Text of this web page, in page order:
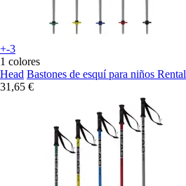
+-3
1 colores
Head Bastones de esquí para niños Rental
31,65 €